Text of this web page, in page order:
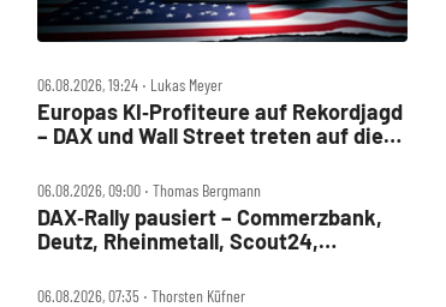
06.08.2026, 19:24 ‧ Lukas Meyer
Europas KI‑Profiteure auf Rekordjagd
– DAX und Wall Street treten auf die
06.08.2026, 09:00 ‧ Thomas Bergmann
DAX‑Rally pausiert – Commerzbank,
Deutz, Rheinmetall, Scout24,
Check
06.08.2026, 07:35 ‧ Thorsten Küfner